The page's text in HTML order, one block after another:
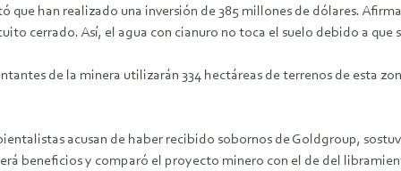
han realizado una inversión de 385 millones de dólares.
cerrado. Así, el agua con cianuro no toca el suelo debido a que
de la minera utilizarán 334 hectáreas de terrenos de esta
acusan de haber recibido sobornos de Goldgroup,
beneficios y comparó el proyecto minero con el de del